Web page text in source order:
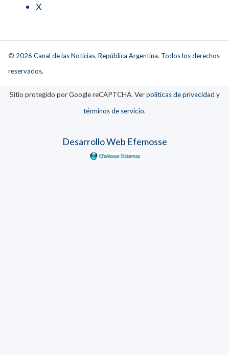
X
© 2026 Canal de las Noticias. República Argentina. Todos los derechos
reservados.
Sitio protegido por Google reCAPTCHA. Verpolíticas de privacidad y
términos de servicio.
Desarrollo Web Efemosse